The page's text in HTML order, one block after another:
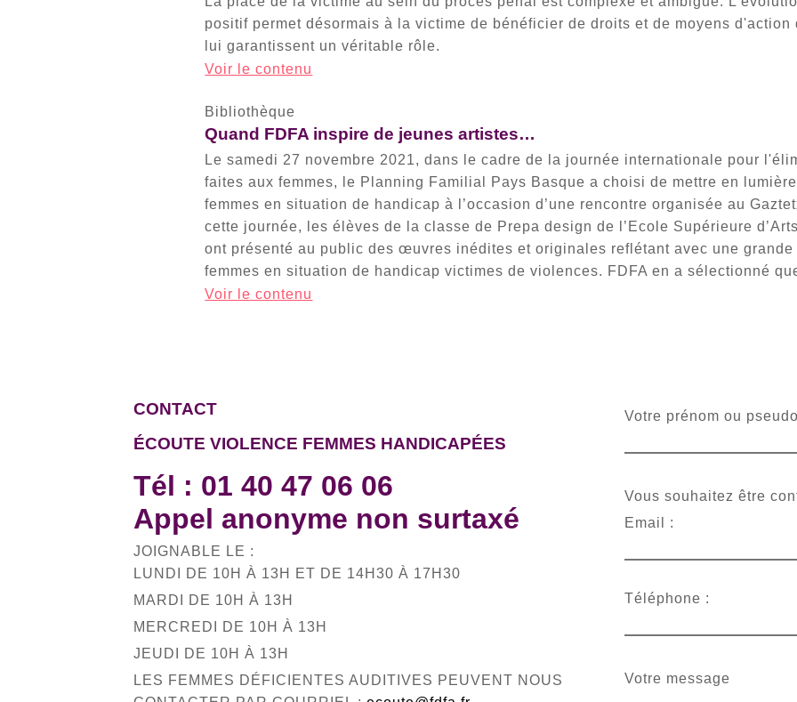
positif permet désormais à la victime de bénéficier de droits et de moyens d'action
lui garantissent un véritable rôle.
Voir le contenu
Bibliothèque
Quand FDFA inspire de jeunes artistes…
Le samedi 27 novembre 2021, dans le cadre de la journée internationale pour
faites aux femmes, le Planning Familial Pays Basque a choisi de mettre en
femmes en situation de handicap à l’occasion d’une rencontre organisée au
cette journée, les élèves de la classe de Prepa design de l’Ecole Supérieure
ont présenté au public des œuvres inédites et originales reflétant avec une
femmes en situation de handicap victimes de violences. FDFA en a sélectionné
Voir le contenu
CONTACT
ÉCOUTE VIOLENCE FEMMES HANDICAPÉES
Tél : 01 40 47 06 06
Appel anonyme non surtaxé
JOIGNABLE LE :
LUNDI DE 10H À 13H ET DE 14H30 À 17H30
MARDI DE 10H À 13H
MERCREDI DE 10H À 13H
JEUDI DE 10H À 13H
LES FEMMES DÉFICIENTES AUDITIVES PEUVENT NOUS
Votre prénom ou pseudo
Vous souhaitez être
Email :
Téléphone :
Votre message